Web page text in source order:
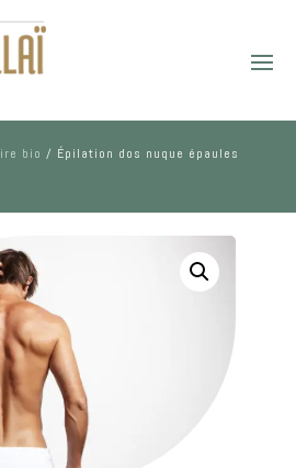
bio / Épilation dos nuque épaules